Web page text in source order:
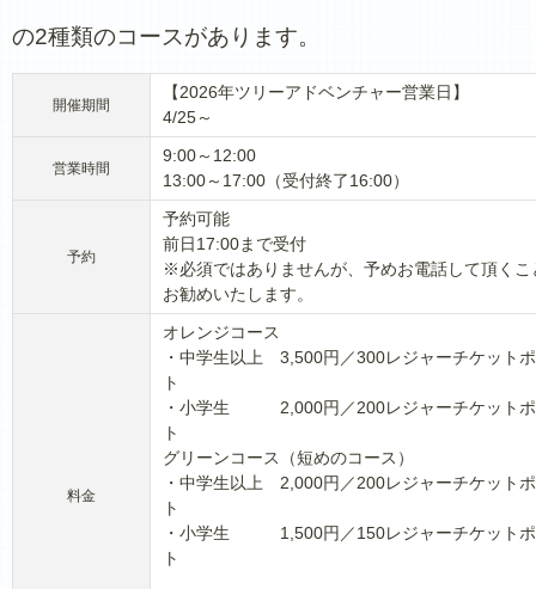
の2種類のコースがあります。
開催期間
【2026年ツリーアドベンチャー営業日】
4/25～
営業時間
9:00～12:00
13:00～17:00（受付終了16:00）
予約
予約可能
前日17:00まで受付
※必須ではありませんが、予めお電話して頂くこ
お勧めいたします。
料金
オレンジコース
・中学生以上 3,500円／300レジャーチケット
ト
・小学生 2,000円／200レジャーチケットポ
ト
グリーンコース（短めのコース）
・中学生以上 2,000円／200レジャーチケット
ト
・小学生 1,500円／150レジャーチケットポ
ト